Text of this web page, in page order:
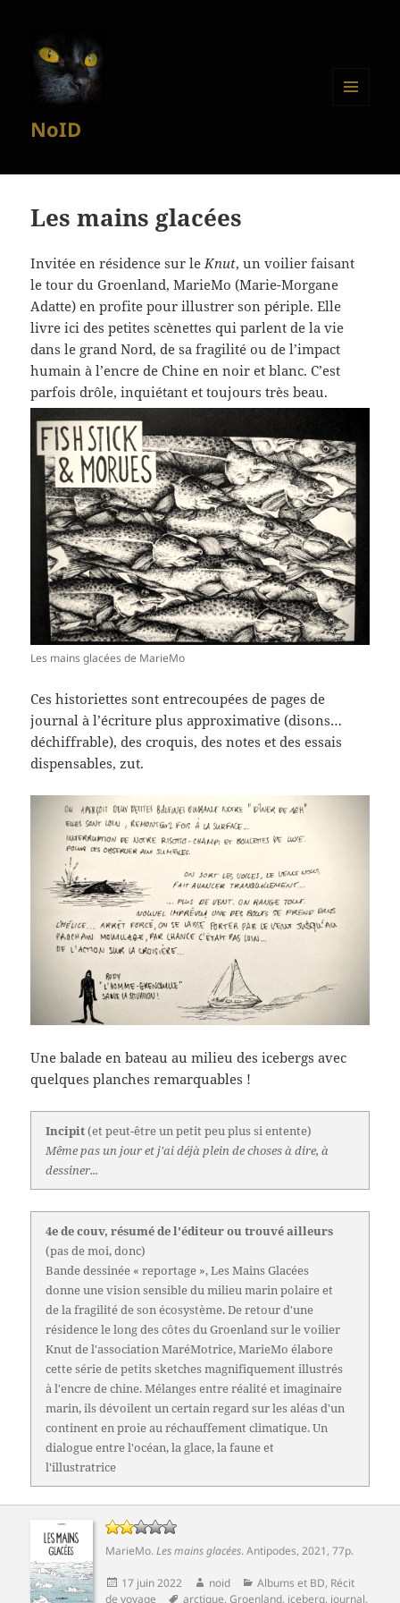
NoID
Les mains glacées
Invitée en résidence sur leKnut, un voilier faisant
le tour du Groenland, MarieMo (Marie-Morgane
Adatte) en profite pour illustrer son périple. Elle
livre ici des petites scènettes qui parlent de la vie
dans le grand Nord, de sa fragilité ou de l’impact
humain à l’encre de Chine en noir et blanc. C’est
parfois drôle, inquiétant et toujours très beau.
Les mains glacées de MarieMo
Ces historiettes sont entrecoupées de pages de
journal à l’écriture plus approximative (disons…
déchiffrable), des croquis, des notes et des essais
dispensables, zut.
Une balade en bateau au milieu des icebergs avec
quelques planches remarquables !
Incipit(et peut-être un petit peu plus si entente)
Même pas un jour et j'ai déjà plein de choses à dire, à
dessiner...
4e de couv, résumé de l'éditeur ou trouvé ailleurs
(pas de moi, donc)
Bande dessinée « reportage », Les Mains Glacées
donne une vision sensible du milieu marin polaire et
de la fragilité de son écosystème. De retour d'une
résidence le long des côtes du Groenland sur le voilier
Knut de l'association MaréMotrice, MarieMo élabore
cette série de petits sketches magnifiquement illustrés
à l'encre de chine. Mélanges entre réalité et imaginaire
marin, ils dévoilent un certain regard sur les aléas d'un
continent en proie au réchauffement climatique. Un
dialogue entre l'océan, la glace, la faune et
l'illustratrice
MarieMo.Les mains glacées.Antipodes, 2021, 77p.
Publié
le
17 juin 2022 Auteur
noid Catégories
Albums et BD, Récit
de voyage
Mots-
arctique,Groenland, iceberg, journal,